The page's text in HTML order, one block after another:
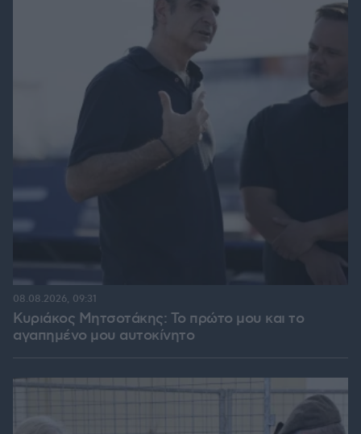
Κυριάκος Μητσοτάκης: Το πρώτο μου και το
αγαπημένο μου αυτοκίνητο
08.08.2026, 09:31